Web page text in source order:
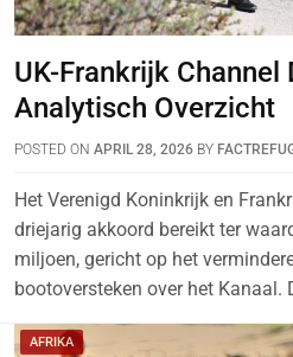
UK-Frankrijk Channel
Analytisch Overzicht
POSTED ON APRIL 28, 2026 BY
Het Verenigd Koninkrijk en
driejarig akkoord bereikt ter
miljoen, gericht op het
bootoversteken over het Kanaal.
AFRIKA